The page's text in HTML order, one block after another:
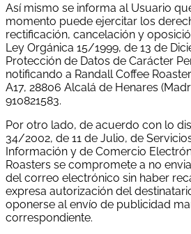
Así mismo se informa al Usuario
momento puede ejercitar los
rectificación, cancelación y
Ley Orgánica 15/1999, de 13 de
Protección de Datos de Carácter
notificando a Randall Coffee
A17, 28806 Alcalá de Henares
910821583.
Por otro lado, de acuerdo con lo
34/2002, de 11 de Julio, de
Información y de Comercio
Roasters se compromete a no
del correo electrónico sin haber
expresa autorización del
oponerse al envío de publicidad
correspondiente.